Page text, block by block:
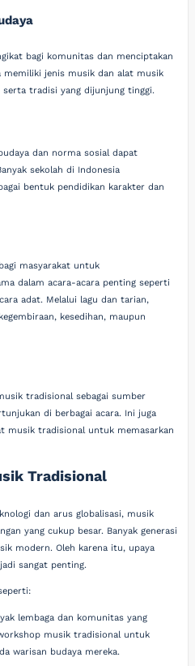
bagi komunitas dan menciptakan
memiliki jenis musik dan alat musik
serta tradisi yang dijunjung tinggi.
dan norma sosial dapat
sekolah di Indonesia
bentuk pendidikan karakter dan
masyarakat untuk
dalam acara-acara penting seperti
adat. Melalui lagu dan tarian,
kesedihan, maupun
tradisional sebagai sumber
di berbagai acara. Ini juga
musik tradisional untuk memasarkan
Tradisional
dan arus globalisasi, musik
yang cukup besar. Banyak generasi
modern. Oleh karena itu, upaya
sangat penting.
lembaga dan komunitas yang
musik tradisional untuk
warisan budaya mereka.